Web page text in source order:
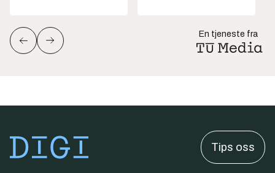
En tjeneste fra
Tips oss